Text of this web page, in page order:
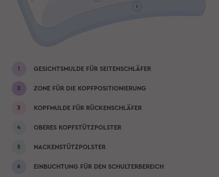
GESICHTSMULDE FÜR SEITENSCHLÄFER
ZONE FÜR DIE KOPFPOSITIONIERUNG
KOPFMULDE FÜR RÜCKENSCHLÄFER
OBERES KOPFSTÜTZPOLSTER
NACKENSTÜTZPOLSTER
EINBUCHTUNG FÜR DEN SCHULTERBEREICH